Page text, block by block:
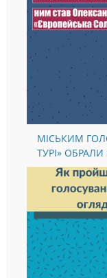
МІСЬКИМ
ТУРІ»